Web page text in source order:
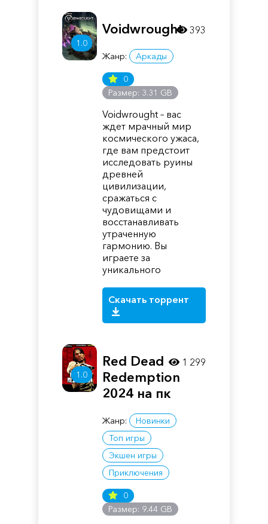
1.0
Voidwrought
Жанр: Аркады
0
Размер: 3.31 GB
Voidwrought – вас
ждет мрачный мир
космического ужаса,
где вам предстоит
исследовать руины
древней
цивилизации,
сражаться с
чудовищами и
восстанавливать
утраченную
гармонию. Вы
играете за
уникального
Скачать торрент
393
1.0
Red Dead
Redemption
2024 на пк
Жанр:
Новинки
Топ игры
Экшен игры
Приключения
0
Размер: 9.44 GB
1 299